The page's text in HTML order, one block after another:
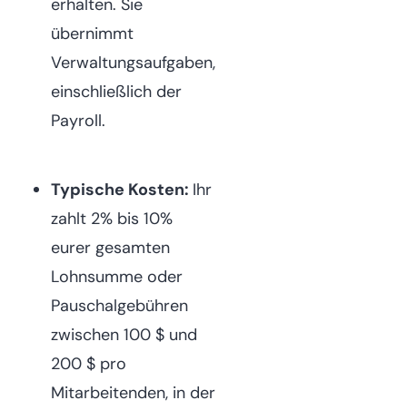
erhalten. Sie
übernimmt
Verwaltungsaufgaben,
einschließlich der
Payroll.
Typische Kosten: Ihr
zahlt 2% bis 10%
eurer gesamten
Lohnsumme oder
Pauschalgebühren
zwischen 100 $ und
200 $ pro
Mitarbeitenden, in der